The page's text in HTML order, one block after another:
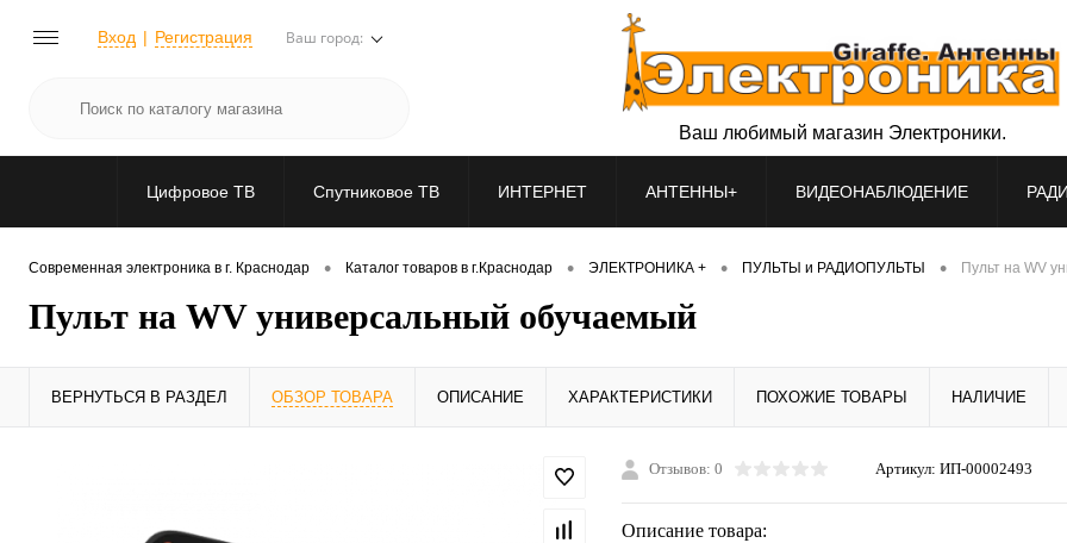
Вход Регистрация Ваш город:
Ваш любимый магазин Электроники.
Цифровое ТВ Спутниковое ТВ ИНТЕРНЕТ АНТЕННЫ+ ВИДЕОНАБЛЮДЕНИЕ
Современная электроника в г. Краснодар • Каталог товаров в г.Краснодар • ЭЛЕКТРОНИКА + • ПУЛЬТЫ и РАДИОПУЛЬТЫ • Пульт на WV
Пульт на WV универсальный обучаемый
ВЕРНУТЬСЯ В РАЗДЕЛ ОБЗОР ТОВАРА ОПИСАНИЕ ХАРАКТЕРИСТИКИ ПОХОЖИЕ ТОВАРЫ НАЛИЧИЕ
Отзывов: 0 Артикул: ИП-00002493
Описание товара: